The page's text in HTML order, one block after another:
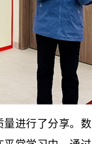
行了分享。